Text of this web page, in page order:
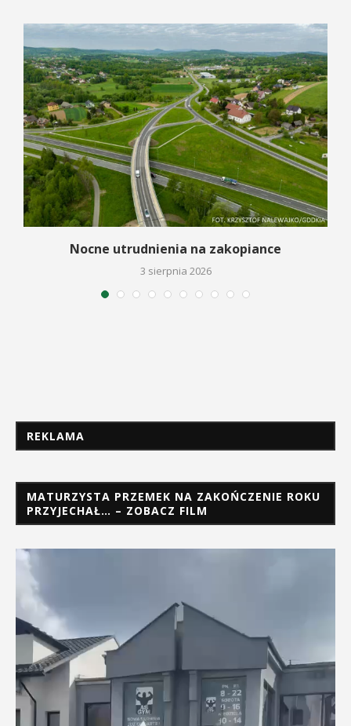
Nocne utrudnienia na zakopiance
3 sierpnia 2026
REKLAMA
MATURZYSTA PRZEMEK NA ZAKOŃCZENIE ROKU
PRZYJECHAŁ… – ZOBACZ FILM
Odtwarzacz